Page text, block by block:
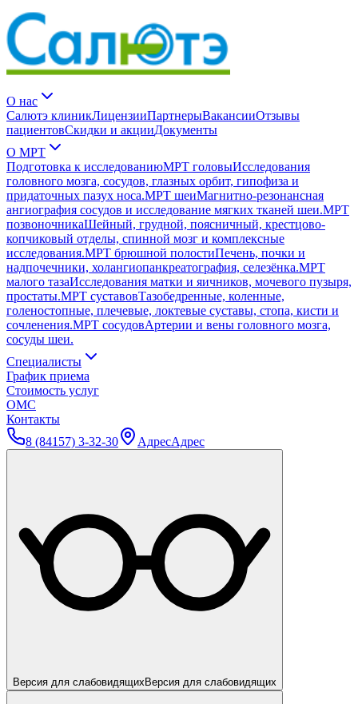
О нас
Салютэ клиникЛицензииПартнерыВакансииОтзывы
пациентовСкидки и акцииДокументы
О МРТ
Подготовка к исследованиюМРТ головыИсследования
головного мозга, сосудов, глазных орбит, гипофиза и
придаточных пазух носа.МРТ шеиМагнитно-резонансная
ангиография сосудов и исследование мягких тканей шеи.МРТ
позвоночникаШейный, грудной, поясничный, крестцово-
копчиковый отделы, спинной мозг и комплексные
исследования.МРТ брюшной полостиПечень, почки и
надпочечники, холангиопанкреатография, селезёнка.МРТ
малого тазаИсследования матки и яичников, мочевого пузыря,
простаты.МРТ суставовТазобедренные, коленные,
голеностопные, плечевые, локтевые суставы, стопа, кисти и
сочленения.МРТ сосудовАртерии и вены головного мозга,
сосуды шеи.
Специалисты
График приема
Стоимость услуг
ОМС
Контакты
8 (84157) 3-32-30
АдресАдрес
Версия для слабовидящих Версия для слабовидящих